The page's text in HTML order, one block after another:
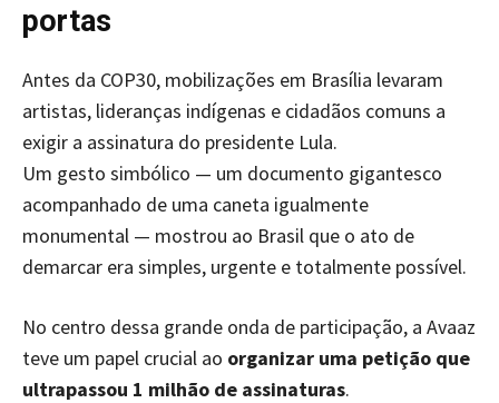
portas
Antes da COP30, mobilizações em Brasília levaram
artistas, lideranças indígenas e cidadãos comuns a
exigir a assinatura do presidente Lula.
Um gesto simbólico — um documento gigantesco
acompanhado de uma caneta igualmente
monumental — mostrou ao Brasil que o ato de
demarcar era simples, urgente e totalmente possível.
No centro dessa grande onda de participação, a Avaaz
teve um papel crucial ao organizar uma petição que
ultrapassou 1 milhão de assinaturas.